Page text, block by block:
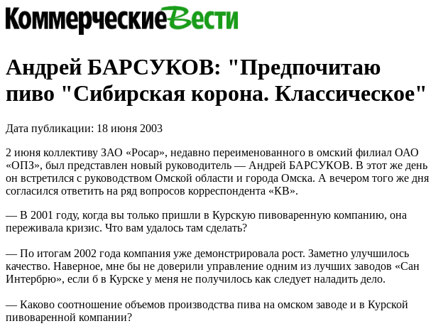
Андрей БАРСУКОВ: "Предпочитаю
пиво "Сибирская корона. Классическое"
Дата публикации: 18 июня 2003
2 июня коллективу ЗАО «Росар», недавно переименованного в омский филиал ОАО
«ОПЗ», был представлен новый руководитель — Андрей БАРСУКОВ. В этот же день
он встретился с руководством Омской области и города Омска. А вечером того же дня
согласился ответить на ряд вопросов корреспондента «КВ».
— В 2001 году, когда вы только пришли в Курскую пивоваренную компанию, она
переживала кризис. Что вам удалось там сделать?
— По итогам 2002 года компания уже демонстрировала рост. Заметно улучшилось
качество. Наверное, мне бы не доверили управление одним из лучших заводов «Сан
Интербрю», если б в Курске у меня не получилось как следует наладить дело.
— Каково соотношение объемов производства пива на омском заводе и в Курской
пивоваренной компании?